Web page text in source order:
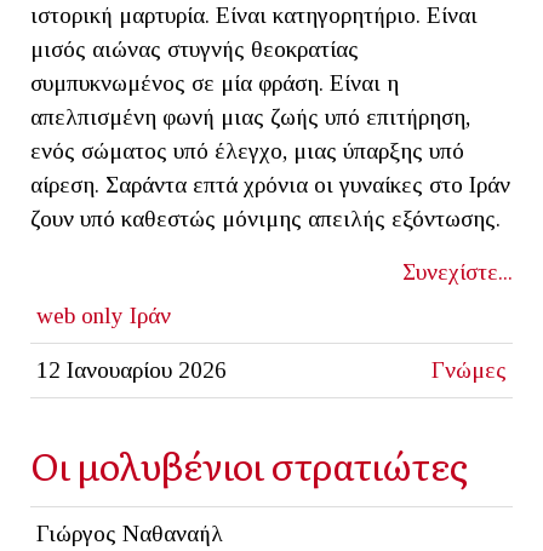
ιστορική μαρτυρία. Είναι κατηγορητήριο. Είναι
μισός αιώνας στυγνής θεοκρατίας
συμπυκνωμένος σε μία φράση. Είναι η
απελπισμένη φωνή μιας ζωής υπό επιτήρηση,
ενός σώματος υπό έλεγχο, μιας ύπαρξης υπό
αίρεση. Σαράντα επτά χρόνια οι γυναίκες στο Ιράν
ζουν υπό καθεστώς μόνιμης απειλής εξόντωσης.
Συνεχίστε...
web only Ιράν
12 Ιανουαρίου 2026 Γνώμες
Οι μολυβένιοι στρατιώτες
Γιώργος Ναθαναήλ